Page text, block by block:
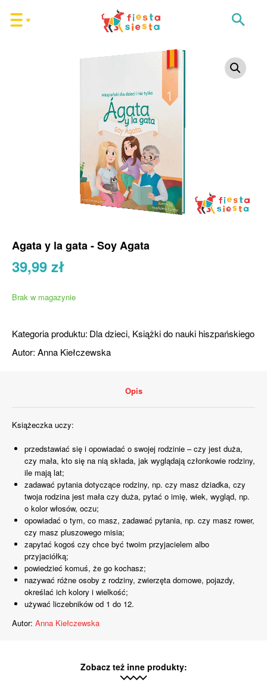
Agata y la gata - Soy Agata
39,99 zł
Brak w magazynie
Kategoria produktu: Dla dzieci, Książki do nauki hiszpańskiego
Autor: Anna Kiełczewska
Opis
Książeczka uczy:
przedstawiać się i opowiadać o swojej rodzinie – czy jest duża,
czy mała, kto się na nią składa, jak wyglądają członkowie rodziny,
ile mają lat;
zadawać pytania dotyczące rodziny, np. czy masz dziadka, czy
twoja rodzina jest mała czy duża, pytać o imię, wiek, wygląd, np.
o kolor włosów, oczu;
opowiadać o tym, co masz, zadawać pytania, np. czy masz rower,
czy masz pluszowego misia;
zapytać kogoś czy chce być twoim przyjacielem albo
przyjaciółką;
powiedzieć komuś, że go kochasz;
nazywać różne osoby z rodziny, zwierzęta domowe, pojazdy,
określać ich kolory i wielkość;
używać liczebników od 1 do 12.
Autor: Anna Kiełczewska
Zobacz też inne produkty: